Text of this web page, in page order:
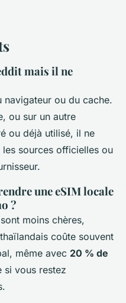
mais il ne
ou du cache.
ou sur un autre
ou déjà utilisé, il ne
sources officielles ou
une eSIM locale
?
moins chères,
coûte souvent
même avec 20 % de
si vous restez